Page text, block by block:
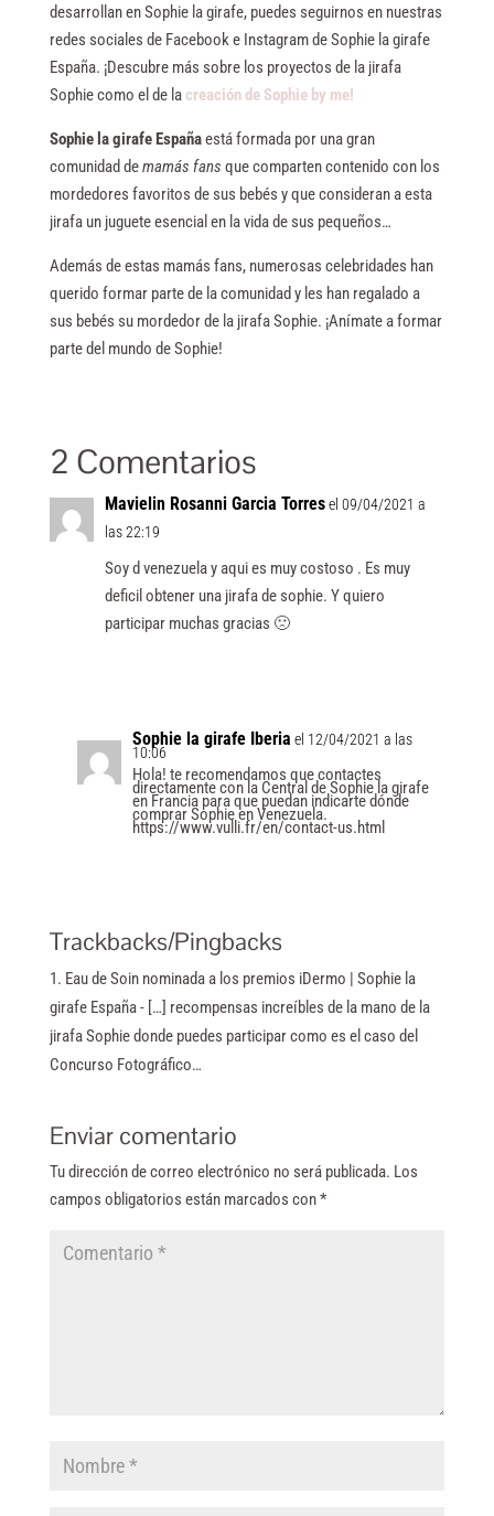
desarrollan en Sophie la girafe, puedes seguirnos en nuestras
redes sociales de Facebook e Instagram de Sophie la girafe
España. ¡Descubre más sobre los proyectos de la jirafa
Sophie como el de la creación de Sophie by me!
Sophie la girafe Españaestá formada por una gran
comunidad demamás fans que comparten contenido con los
mordedores favoritos de sus bebés y que consideran a esta
jirafa un juguete esencial en la vida de sus pequeños…
Además de estas mamás fans, numerosas celebridades han
querido formar parte de la comunidad y les han regalado a
sus bebés su mordedor de la jirafa Sophie. ¡Anímate a formar
parte del mundo de Sophie!
2 Comentarios
Mavielin Rosanni Garcia Torres el 09/04/2021 a
las 22:19
Soy d venezuela y aqui es muy costoso . Es muy
deficil obtener una jirafa de sophie. Y quiero
participar muchas gracias 🙁
Sophie la girafe Iberia el 12/04/2021 a las
10:06
Hola! te recomendamos que contactes
directamente con la Central de Sophie la girafe
en Francia para que puedan indicarte dónde
comprar Sophie en Venezuela.
https://www.vulli.fr/en/contact-us.html
Trackbacks/Pingbacks
Eau de Soin nominada a los premios iDermo | Sophie la
girafe España- […] recompensas increíbles de la mano de la
jirafa Sophie donde puedes participar como es el caso del
Concurso Fotográfico…
Enviar comentario
Tu dirección de correo electrónico no será publicada. Los
campos obligatorios están marcados con*